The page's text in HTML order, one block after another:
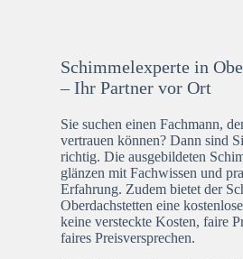
Schimmelexperte in
– Ihr Partner vor Ort
Sie suchen einen Fachmann,
vertrauen können? Dann sind
richtig. Die ausgebildeten
glänzen mit Fachwissen und
Erfahrung. Zudem bietet der
Oberdachstetten eine
keine versteckte Kosten, faire
faires Preisversprechen.